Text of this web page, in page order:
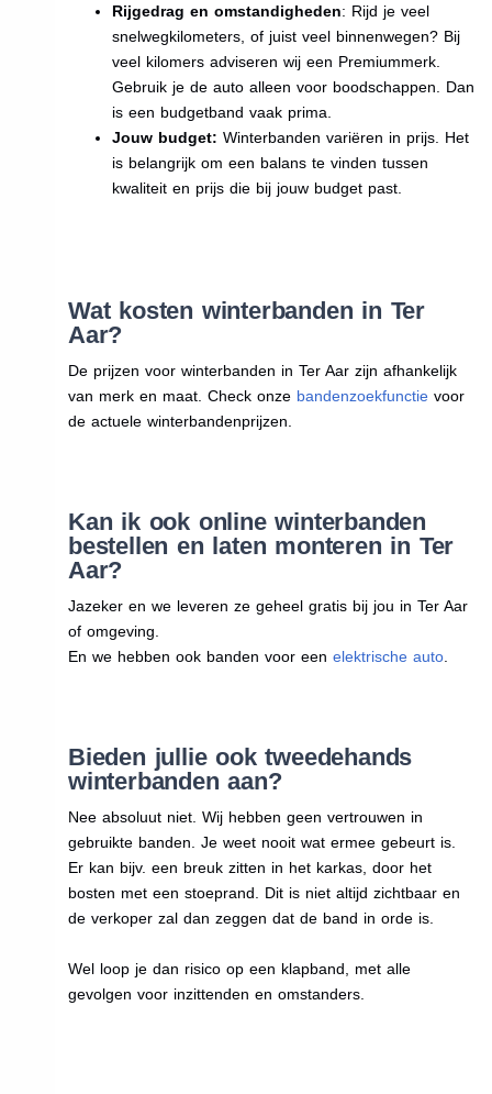
Rijgedrag en omstandigheden: Rijd je veel
snelwegkilometers, of juist veel binnenwegen? Bij
veel kilomers adviseren wij een Premiummerk.
Gebruik je de auto alleen voor boodschappen. Dan
is een budgetband vaak prima.
Jouw budget: Winterbanden variëren in prijs. Het
is belangrijk om een balans te vinden tussen
kwaliteit en prijs die bij jouw budget past.
Wat kosten winterbanden in Ter
Aar?
De prijzen voor winterbanden in Ter Aar zijn afhankelijk
van merk en maat. Check onze bandenzoekfunctievoor
de actuele winterbandenprijzen.
Kan ik ook online winterbanden
bestellen en laten monteren in Ter
Aar?
Jazeker en we leveren ze geheel gratis bij jou in Ter Aar
of omgeving.
En we hebben ook banden voor een elektrische auto.
Bieden jullie ook tweedehands
winterbanden aan?
Nee absoluut niet. Wij hebben geen vertrouwen in
gebruikte banden. Je weet nooit wat ermee gebeurt is.
Er kan bijv. een breuk zitten in het karkas, door het
bosten met een stoeprand. Dit is niet altijd zichtbaar en
de verkoper zal dan zeggen dat de band in orde is.
Wel loop je dan risico op een klapband, met alle
gevolgen voor inzittenden en omstanders.